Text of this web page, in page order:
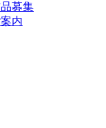
募集
内